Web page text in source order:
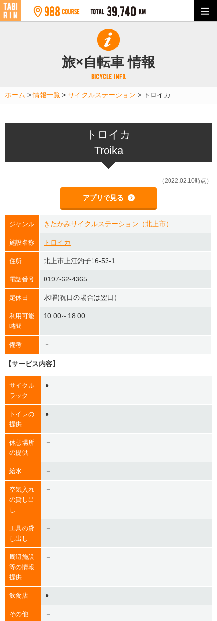
旅×自転車 情報
ホーム >情報一覧 > サイクルステーション > トロイカ
トロイカ
Troika
（2022.02.10時点）
アプリで見る
ジャンル きたかみサイクルステーション（北上市）
施設名称 トロイカ
住所 北上市上江釣子16-53-1
電話番号 0197-62-4365
定休日 水曜(祝日の場合は翌日）
利用可能
時間
10:00～18:00
備考 －
【サービス内容】
サイクル
ラック
●
トイレの
提供
●
休憩場所
の提供
－
給水 －
空気入れ
の貸し出
し
－
工具の貸
し出し
－
周辺施設
等の情報
提供
－
飲食店 ●
その他 －